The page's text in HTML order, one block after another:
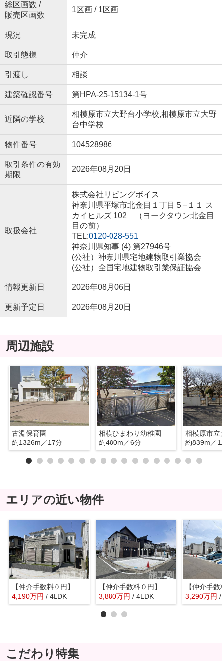
総区画数 /
販売区画数
1区画 / 1区画
現況 未完成
取引態様 仲介
引渡し 相談
建築確認番号 第HPA-25-15134-1号
近隣の学校
相模原市立大野台小学校,相模原市立大野
台中学校
物件番号 104528986
取引条件の有効
期限
2026年08月20日
取扱会社
株式会社リビングボイス
神奈川県平塚市北金目１丁目５−１１ ス
カイヒルズ 102 （ヨークタウン北金目
目の前）
TEL:0120-028-551
神奈川県知事 (4) 第27946号
(公社）神奈川県宅地建物取引業協会
(公社）全国宅地建物取引業保証協会
情報更新日 2026年08月06日
更新予定日 2026年08月20日
周辺施設
古淵保育園
約1326m／17分
相模ひまわり幼稚園
約480m／6分
約839m／
エリアの近い物件
【仲介手数料０円】相模原市南区大野台3丁目 新築一戸建て
4,190万円 / 4LDK
【仲介手数料０円】相模原市南区新戸 新築一戸建て 全3棟
3,880万円 / 4LDK 3,290万円
こだわり特集